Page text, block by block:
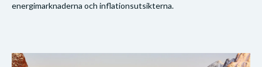
energimarknaderna och inflationsutsikterna.